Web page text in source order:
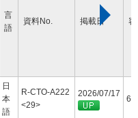
言
語
資料No. 掲載日
日
本
語
R-CTO-A222
<29>
2026/07/17